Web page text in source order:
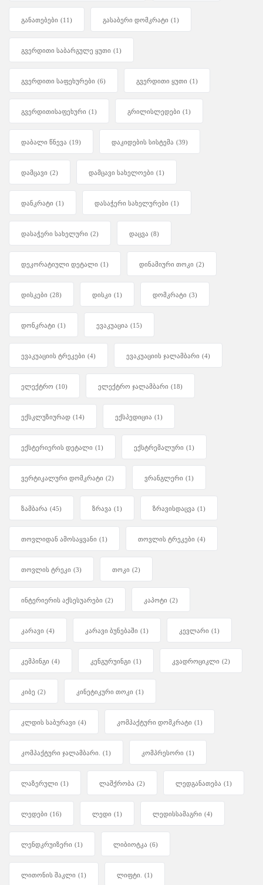
განათებები (11) გასაბერი დომკრატი (1)
გვერდითი საბარგულე ყუთი (1)
გვერდითი საფეხურები (6) გვერდითი ყუთი (1)
გვერდითისაფეხური (1) გრილისლედები (1)
დაბალი წნევა (19) დაკიდების სისტემა (39)
დამცავი (2) დამცავი სახელოები (1)
დანკრატი (1) დასაჭერი სახელურები (1)
დასაჭერი სახელური (2) დაცვა (8)
დეკორატიული დეტალი (1) დინამიური თოკი (2)
დისკები (28) დისკი (1) დომკრატი (3)
დონკრატი (1) ევაკუაცია (15)
ევაკუაციის ტრეკები (4) ევაკუაციის ჯალამბარი (4)
ელექტრო (10) ელექტრო ჯალამბარი (18)
ექსკლუზიურად (14) ექსპედიცია (1)
ექსტერიერის დეტალი (1) ექსტრემალური (1)
ვერტიკალური დომკრატი (2) ვრანგლერი (1)
ზამბარა (45) ზრავა (1) ზრავისდაცვა (1)
თოვლიდან ამოსაყვანი (1) თოვლის ტრეკები (4)
თოვლის ტრეკი (3) თოკი (2)
ინტერიერის აქსესუარები (2) კაპოტი (2)
კარავი (4) კარავი ბუნებაში (1) კევლარი (1)
კემპინგი (4) კენგურუინგი (1) კვადროციკლი (2)
კიბე (2) კინეტიკური თოკი (1)
კლდის საბურავი (4) კომპაქტური დომკრატი (1)
კომპაქტური ჯალამბარი. (1) კომპრესორი (1)
ლაზერული (1) ლაშქრობა (2) ლედგანათება (1)
ლედები (16) ლედი (1) ლედისსამაგრი (4)
ლენდკრუიზერი (1) ლიბიოტკა (6)
ლითონის შაკლი (1) ლიფტი. (1)